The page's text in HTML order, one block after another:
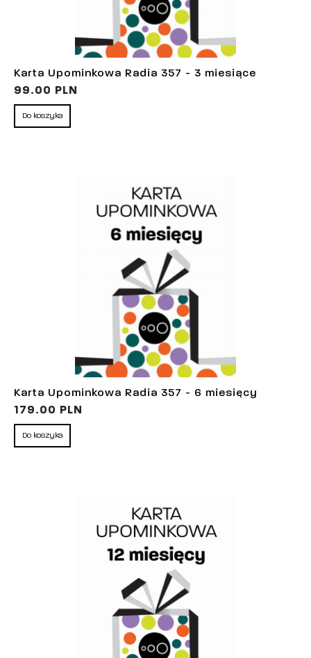
Karta Upominkowa Radia 357 - 3 miesiące
99.00 PLN
Do koszyka
Karta Upominkowa Radia 357 - 6 miesięcy
179.00 PLN
Do koszyka